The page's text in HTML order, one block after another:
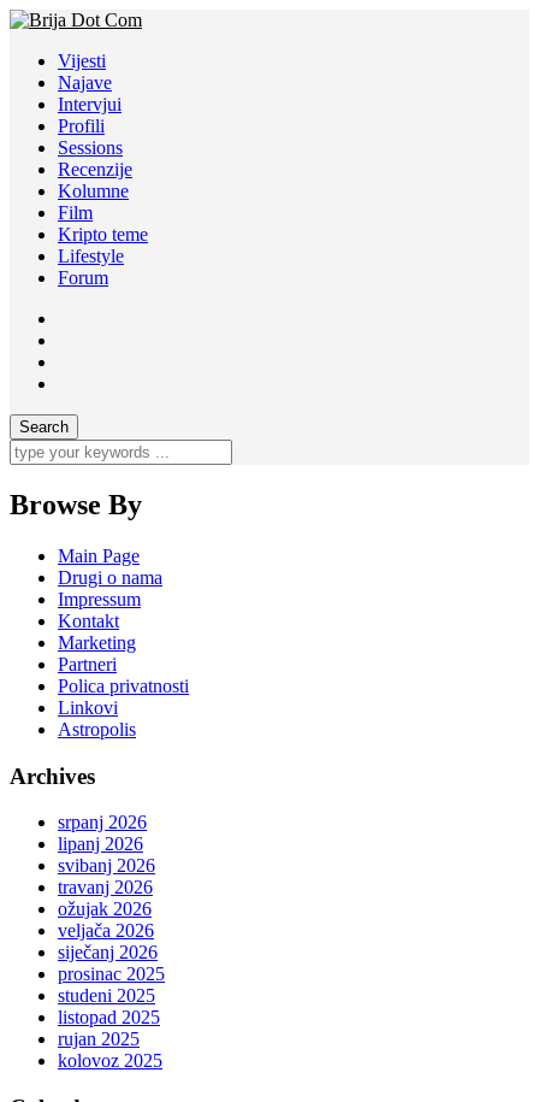
Vijesti
Najave
Intervjui
Profili
Sessions
Recenzije
Kolumne
Film
Kripto teme
Lifestyle
Forum
Browse By
Main Page
Drugi o nama
Impressum
Kontakt
Marketing
Partneri
Polica privatnosti
Linkovi
Astropolis
Archives
srpanj 2026
lipanj 2026
svibanj 2026
travanj 2026
ožujak 2026
veljača 2026
siječanj 2026
prosinac 2025
studeni 2025
listopad 2025
rujan 2025
kolovoz 2025